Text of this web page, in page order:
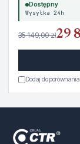
Dostępny
Wysyłka 24h
35 149,00 zł29
Dodaj do porównania